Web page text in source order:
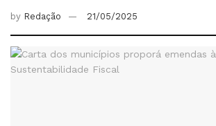
by Redação 21/05/2025